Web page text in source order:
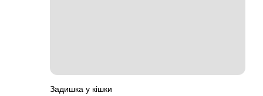
Задишка у кішки